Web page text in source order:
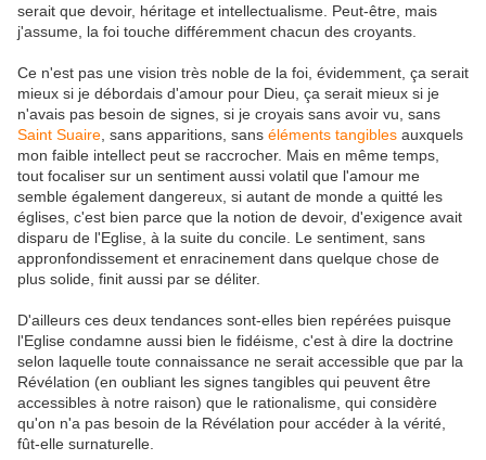
serait que devoir, héritage et intellectualisme. Peut-être, mais
j'assume, la foi touche différemment chacun des croyants.
Ce n'est pas une vision très noble de la foi, évidemment, ça serait
mieux si je débordais d'amour pour Dieu, ça serait mieux si je
n'avais pas besoin de signes, si je croyais sans avoir vu, sans
Saint Suaire , sans apparitions, sans éléments tangibles auxquels
mon faible intellect peut se raccrocher. Mais en même temps,
tout focaliser sur un sentiment aussi volatil que l'amour me
semble également dangereux, si autant de monde a quitté les
églises, c'est bien parce que la notion de devoir, d'exigence avait
disparu de l'Eglise, à la suite du concile. Le sentiment, sans
appronfondissement et enracinement dans quelque chose de
plus solide, finit aussi par se déliter.
D'ailleurs ces deux tendances sont-elles bien repérées puisque
l'Eglise condamne aussi bien le fidéisme, c'est à dire la doctrine
selon laquelle toute connaissance ne serait accessible que par la
Révélation (en oubliant les signes tangibles qui peuvent être
accessibles à notre raison) que le rationalisme, qui considère
qu'on n'a pas besoin de la Révélation pour accéder à la vérité,
fût-elle surnaturelle.